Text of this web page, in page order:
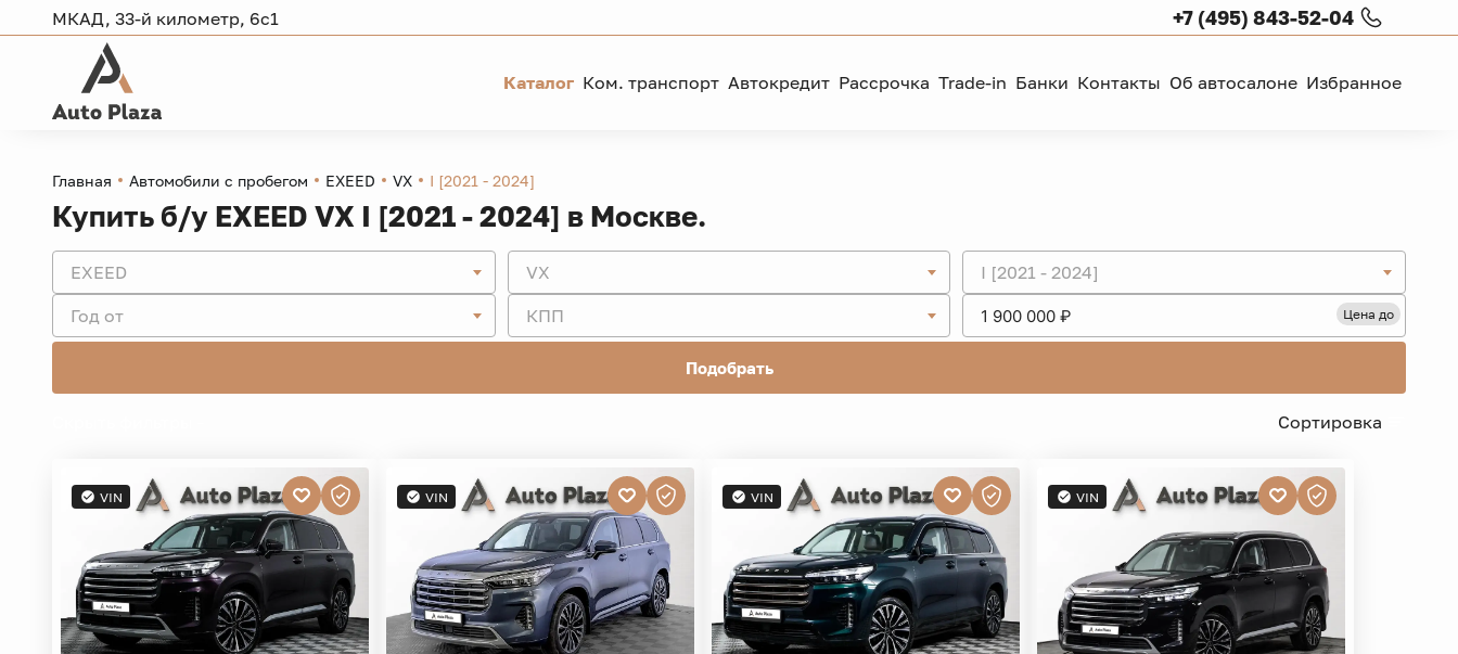
МКАД, 33-й километр, 6с1 +7 (495) 843-52-04
Каталог Ком. транспорт Автокредит Рассрочка Trade-in Банки Контакты Об автосалоне Избранное
Главная Автомобили с пробегом EXEED VX I [2021 - 2024]
Купить б/у EXEED VX I [2021 - 2024] в Москве.
EXEED VX
I [2021 - 2024]
Год от
КПП Цена до
Подобрать
Сортировка
VIN VIN VIN VIN